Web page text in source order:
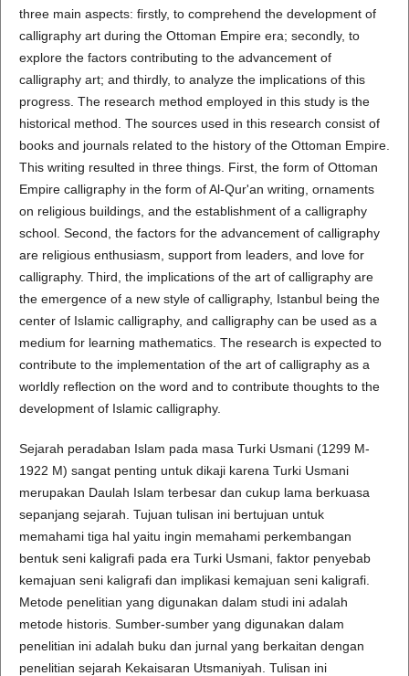
three main aspects: firstly, to comprehend the development of
calligraphy art during the Ottoman Empire era; secondly, to
explore the factors contributing to the advancement of
calligraphy art; and thirdly, to analyze the implications of this
progress. The research method employed in this study is the
historical method. The sources used in this research consist of
books and journals related to the history of the Ottoman Empire.
This writing resulted in three things. First, the form of Ottoman
Empire calligraphy in the form of Al-Qur'an writing, ornaments
on religious buildings, and the establishment of a calligraphy
school. Second, the factors for the advancement of calligraphy
are religious enthusiasm, support from leaders, and love for
calligraphy. Third, the implications of the art of calligraphy are
the emergence of a new style of calligraphy, Istanbul being the
center of Islamic calligraphy, and calligraphy can be used as a
medium for learning mathematics. The research is expected to
contribute to the implementation of the art of calligraphy as a
worldly reflection on the word and to contribute thoughts to the
development of Islamic calligraphy.
Sejarah peradaban Islam pada masa Turki Usmani (1299 M-
1922 M) sangat penting untuk dikaji karena Turki Usmani
merupakan Daulah Islam terbesar dan cukup lama berkuasa
sepanjang sejarah. Tujuan tulisan ini bertujuan untuk
memahami tiga hal yaitu ingin memahami perkembangan
bentuk seni kaligrafi pada era Turki Usmani, faktor penyebab
kemajuan seni kaligrafi dan implikasi kemajuan seni kaligrafi.
Metode penelitian yang digunakan dalam studi ini adalah
metode historis. Sumber-sumber yang digunakan dalam
penelitian ini adalah buku dan jurnal yang berkaitan dengan
penelitian sejarah Kekaisaran Utsmaniyah. Tulisan ini